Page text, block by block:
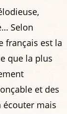
Selon
français est la
que la plus
et des
écouter mais